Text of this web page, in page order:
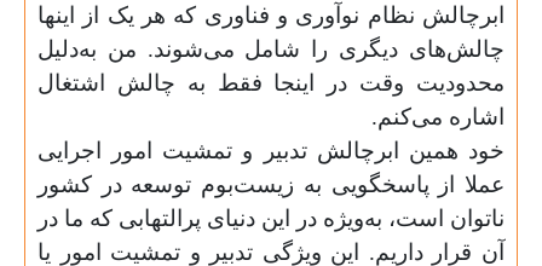
ابرچالش نظام نوآوری و فناوری که هر یک از اینها
چالش‌های دیگری را شامل می‌شوند. من به‌دلیل
محدودیت وقت در اینجا فقط به چالش اشتغال
اشاره می‌کنم.
خود همین ابرچالش تدبیر و تمشیت امور اجرایی
عملا از پاسخگویی به زیست‌بوم توسعه در کشور
ناتوان است، به‌ویژه در این دنیای پرالتهابی که ما در
آن قرار داریم. این ویژگی تدبیر و تمشیت امور یا